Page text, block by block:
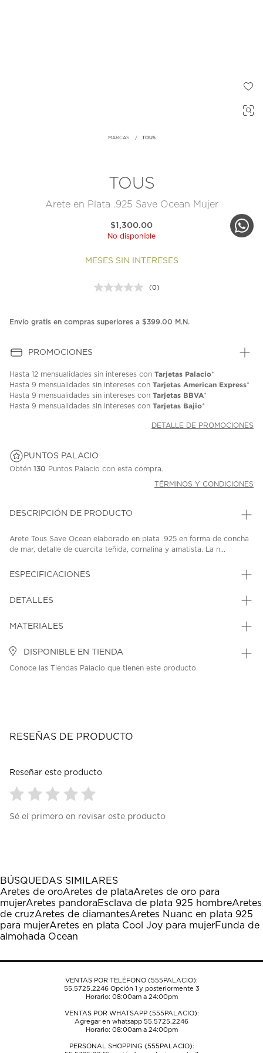
MARCAS TOUS
TOUS
Arete en Plata .925 Save Ocean Mujer
$1,300.00
No disponible
MESES SIN INTERESES
Sin
en
(0)
Envío gratis en compras superiores a $399.00 M.N.
PROMOCIONES
Hasta 12 mensualidades sin intereses con Tarjetas Palacio*
Hasta 9 mensualidades sin intereses con Tarjetas American Express*
Hasta 9 mensualidades sin intereses con Tarjetas BBVA*
Hasta 9 mensualidades sin intereses con Tarjetas Bajio*
DETALLE DE PROMOCIONES
PUNTOS PALACIO
Obtén 130 Puntos Palacio con esta compra.
TÉRMINOS Y CONDICIONES
DESCRIPCIÓN DE PRODUCTO
Arete Tous Save Ocean elaborado en plata .925 en forma de concha
de mar, detalle de cuarcita teñida, cornalina y amatista. La n...
ESPECIFICACIONES
DETALLES
MATERIALES
DISPONIBLE EN TIENDA
Conoce las Tiendas Palacio que tienen este producto.
RESEÑAS DE PRODUCTO
Reseñar este producto
para
1
estrella
Esta
acción
abrirá
el
formulario
envío.
para
estrellas.
Esta
acción
abrirá
el
formulario
envío.
para
estrellas.
Esta
acción
abrirá
el
formulario
envío.
para
estrellas.
Esta
acción
abrirá
el
formulario
envío.
para
estrellas.
Esta
acción
abrirá
el
envío.
Sé el primero en revisar este producto
BÚSQUEDAS SIMILARES
Aretes de oroAretes de plataAretes de oro para
mujerAretes pandoraEsclava de plata 925 hombreAretes
de cruzAretes de diamantesAretes Nuanc en plata 925
para mujerAretes en plata Cool Joy para mujerFunda de
almohada Ocean
VENTAS POR TELÉFONO (555PALACIO):
55.5725.2246Opción 1 y posteriormente 3
Horario: 08:00am a 24:00pm
VENTAS POR WHATSAPP (555PALACIO):
Agregar en whatsapp 55.5725.2246
Horario: 08:00am a 24:00pm
PERSONAL SHOPPING (555PALACIO):